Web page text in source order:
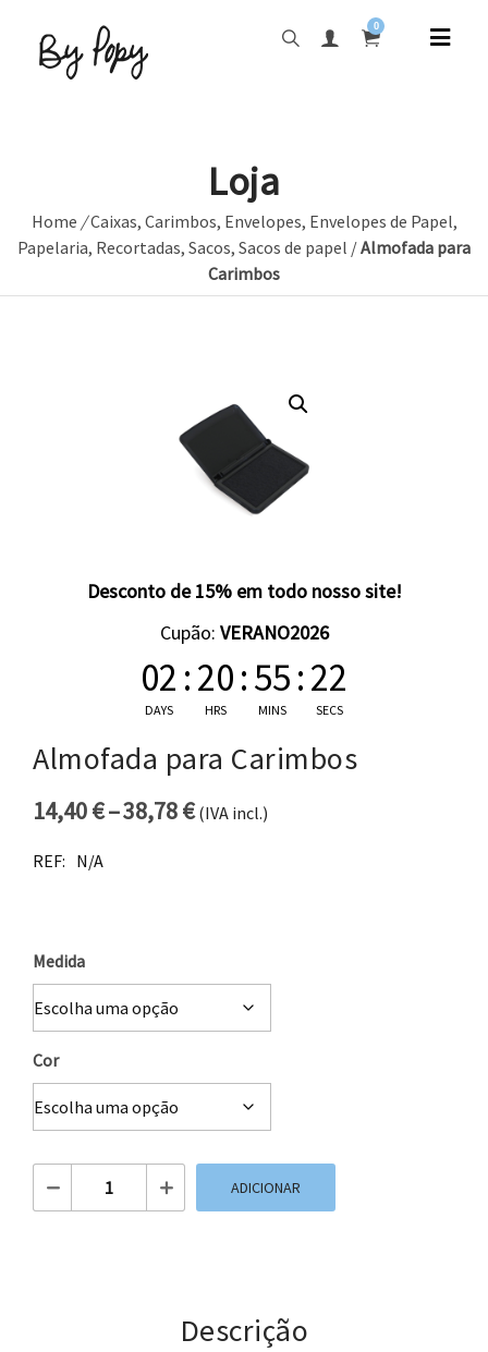
0
Loja
Home /Caixas, Carimbos, Envelopes, Envelopes de Papel,
Papelaria, Recortadas, Sacos, Sacos de papel /Almofada para
Carimbos
Desconto de 15% em todo nosso site!
Cupão: VERANO2026
02
DAYS
:20
HRS
:55
MINS
:21
SECS
Almofada para Carimbos
14,40€–38,78€
Price range: 14,40 € through
(IVA incl.)
REF: N/A
Medida
Cor
Quantidade de Almofada para Carimbos
ADICIONAR
Descrição